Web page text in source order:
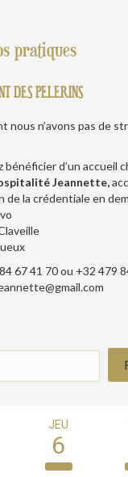
pratiques
DES PELERINS
nous n’avons pas de
bénéficier d’un accueil
Jeannette,
de la crédentiale en
67 41 70 ou +32 479
JEU
6